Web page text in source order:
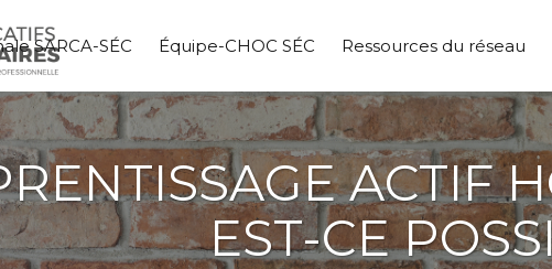
SARCA-SÉC Équipe-CHOC SÉC Ressources du réseau
ACTIF
EST-CE